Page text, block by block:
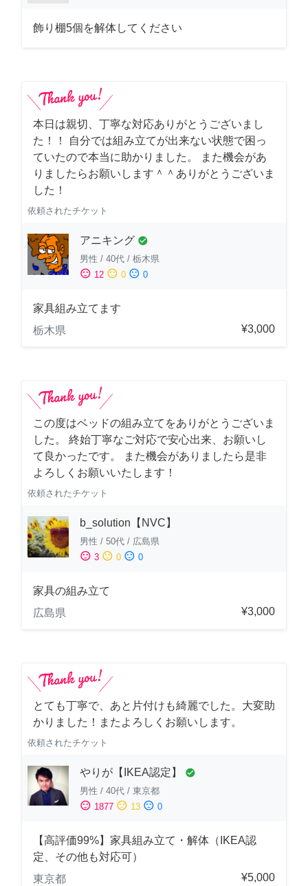
飾り棚5個を解体してください
本日は親切、丁寧な対応ありがとうございまし
た！！ 自分では組み立てが出来ない状態で困っ
ていたので本当に助かりました。 また機会があ
りましたらお願いします＾＾ありがとうございま
した！
依頼されたチケット
アニキング check_circle
男性 / 40代 / 栃木県
sentiment_satisfied 12 sentiment_neutral 0 sentiment_dissatisfied 0
家具組み立てます
栃木県
¥3,000
この度はベッドの組み立てをありがとうございま
した。 終始丁寧なご対応で安心出来、お願いし
て良かったです。 また機会がありましたら是非
よろしくお願いいたします！
依頼されたチケット
b_solution【NVC】
男性 / 50代 / 広島県
sentiment_satisfied 3 sentiment_neutral 0 sentiment_dissatisfied 0
家具の組み立て
広島県
¥3,000
とても丁寧で、あと片付けも綺麗でした。大変助
かりました！またよろしくお願いします。
依頼されたチケット
やりが【IKEA認定】 check_circle
男性 / 40代 / 東京都
sentiment_satisfied 1877 sentiment_neutral 13 sentiment_dissatisfied 0
【高評価99%】家具組み立て・解体（IKEA認
定、その他も対応可）
東京都
¥5,000